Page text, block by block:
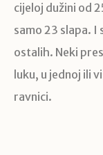
cijeloj dužini od
samo 23 slapa. I
ostalih. Neki
luku, u jednoj ili
ravnici.